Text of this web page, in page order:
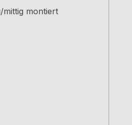
montiert